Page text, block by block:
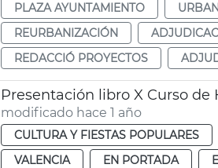
PLAZA AYUNTAMIENTO
REURBANIZACIÓN
REDACCIÓ PROYECTOS
Presentación libro X Curso
modificado hace 1 año
CULTURA Y FIESTAS POPULARES
VALENCIA
EN PORTADA